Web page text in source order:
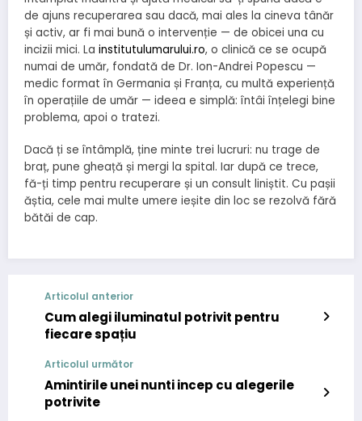
de ajuns recuperarea sau dacă, mai ales la cineva tânăr
și activ, ar fi mai bună o intervenție — de obicei una cu
incizii mici. La institutulumarului.ro, o clinică ce se ocupă
numai de umăr, fondată de Dr. Ion-Andrei Popescu —
medic format în Germania și Franța, cu multă experiență
în operațiile de umăr — ideea e simplă: întâi înțelegi bine
problema, apoi o tratezi.
Dacă ți se întâmplă, ține minte trei lucruri: nu trage de
braț, pune gheață și mergi la spital. Iar după ce trece,
fă-ți timp pentru recuperare și un consult liniștit. Cu pașii
ăștia, cele mai multe umere ieșite din loc se rezolvă fără
bătăi de cap.
Articolul anterior
Cum alegi iluminatul potrivit pentru
fiecare spațiu
Articolul următor
Amintirile unei nunti incep cu alegerile
potrivite